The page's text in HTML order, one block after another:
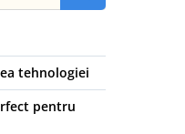
tehnologiei
pentru